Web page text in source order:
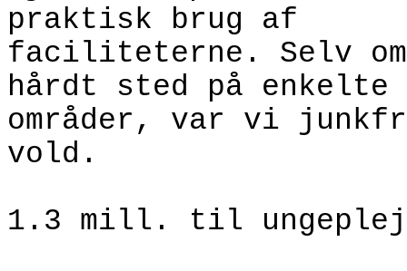
praktisk brug af
faciliteterne. Selv om
hårdt sted på enkelte
områder, var vi
vold.
1.3 mill. til